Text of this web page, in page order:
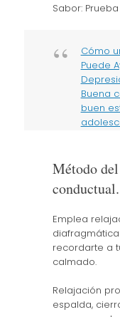
Sabor:
Cómo
Puede
Buena
buen
Método
conductual.
Emplea
recordarte a
calmado.
Relajación
espalda,